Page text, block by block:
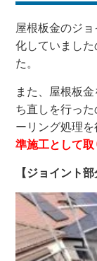
屋根板金のジ
化していまし
た。
また、屋根板
ち直しを行っ
ーリング処理を
準施工として取
【ジョイント部